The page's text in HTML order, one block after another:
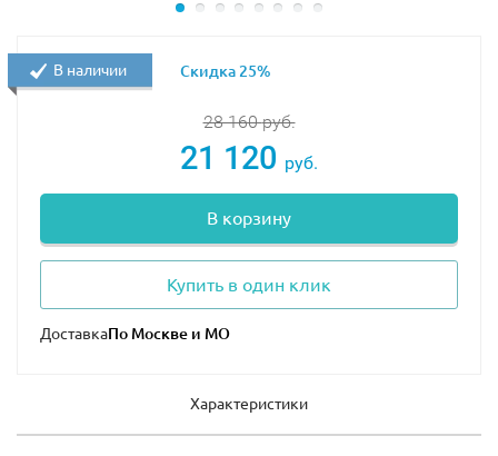
28 160руб.
21 120 руб.
В корзину
Купить в один клик
Доставка
В наличии Скидка 25%
Характеристики